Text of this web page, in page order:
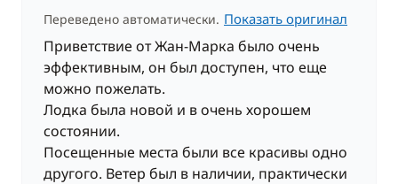
Переведено автоматически. Показать оригинал
Приветствие от Жан-Марка было очень
эффективным, он был доступен, что еще
можно пожелать.
Лодка была новой и в очень хорошем
состоянии.
Посещенные места были все красивы одно
другого. Ветер был в наличии, практически